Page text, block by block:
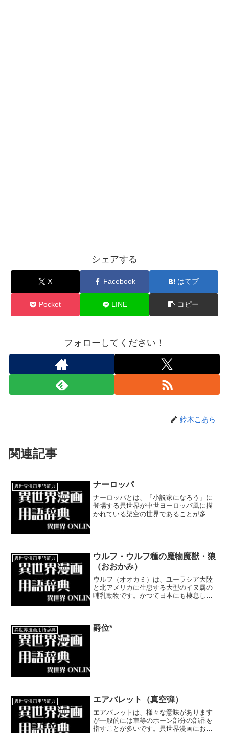
シェアする
X Facebook はてブ
Pocket LINE コピー
フォローしてください！
鈴木こあら
関連記事
異世界漫画用語辞典 ナーロッパ
ナーロッパとは、「小説家になろう」に
登場する異世界が中世ヨーロッパ風に描
かれている架空の世界であることが多い
とも多くなっています。
異世界漫画用語辞典
ウルフ・ウルフ種の魔物魔獣・狼
（おおかみ）
ウルフ（オオカミ）は、ユーラシア大陸
と北アメリカに生息する大型のイヌ属の
哺乳動物です。かつて日本にも棲息して
異世界漫画用語辞典 爵位*
異世界漫画用語辞典 エアバレット（真空弾）
エアバレットは、様々な意味があります
が一般的には車等のホーン部分の部品を
指すことが多いです。異世界漫画におい